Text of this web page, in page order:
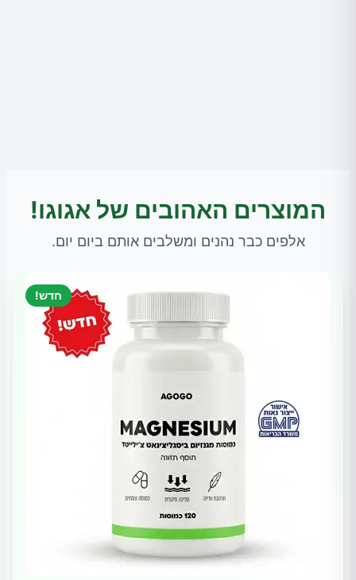
המוצרים האהובים של אגוגו!
אלפים כבר נהנים ומשלבים אותם ביום יום.
חדש!